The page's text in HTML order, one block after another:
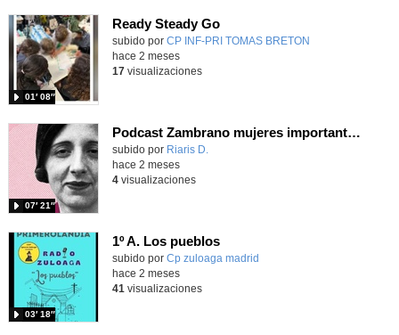
Ready Steady Go
Contenido educativo.
subido por CP INF-PRI TOMAS BRETON
01′ 08″
hace 2 meses
17visualizaciones
Podcast Zambrano mujeres importantes
Contenido educativo.
subido por Riaris D.
07′ 21″
hace 2 meses
4visualizaciones
1º A. Los pueblos
Contenido educativo.
subido por Cp zuloaga madrid
03′ 18″
hace 2 meses
41 visualizaciones